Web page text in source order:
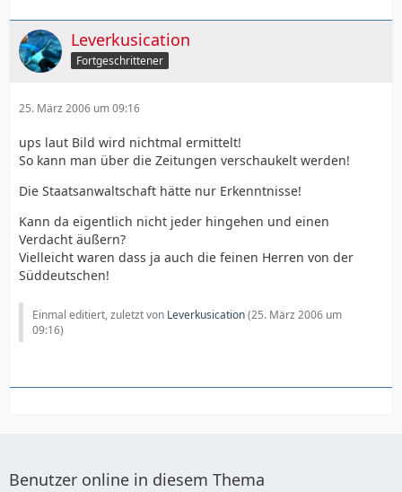
Leverkusication
Fortgeschrittener
25. März 2006 um 09:16
ups laut Bild wird nichtmal ermittelt!
So kann man über die Zeitungen verschaukelt werden!
Die Staatsanwaltschaft hätte nur Erkenntnisse!
Kann da eigentlich nicht jeder hingehen und einen
Verdacht äußern?
Vielleicht waren dass ja auch die feinen Herren von der
Süddeutschen!
Einmal editiert, zuletzt von Leverkusication(25. März 2006 um
09:16)
Benutzer online in diesem Thema